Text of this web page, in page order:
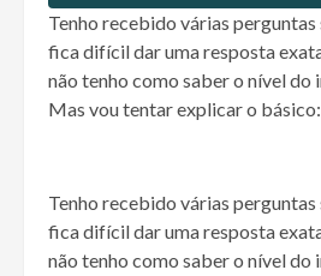
Tenho recebido várias perguntas
fica difícil dar uma resposta
não tenho como saber o nível do
Mas vou tentar explicar o básico:
Tenho recebido várias perguntas
fica difícil dar uma resposta
não tenho como saber o nível do